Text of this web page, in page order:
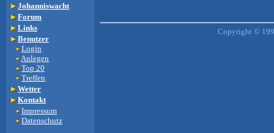
Johanniswacht
Forum
Links
Benutzer
Login
Anlegen
Top 20
Treffen
Wetter
Kontakt
Impressum
Datenschutz
Copyright ©